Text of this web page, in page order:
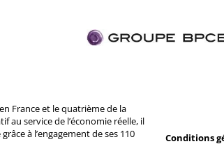
France et le quatrième de la
au service de l’économie réelle, il
à l’engagement de ses 110
Conditions